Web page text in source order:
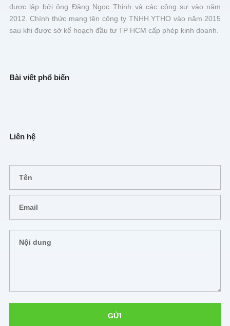
được lập bởi ông Đặng Ngọc Thịnh và các cộng sự vào năm
2012. Chính thức mang tên công ty TNHH YTHO vào năm 2015
sau khi được sở kế hoạch đầu tư TP HCM cấp phép kinh doanh.
Bài viết phổ biến
Liên hệ